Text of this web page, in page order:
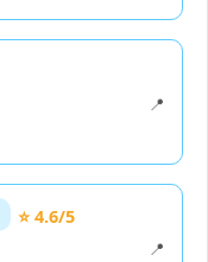
📍
⭐ 4.6/5
📍